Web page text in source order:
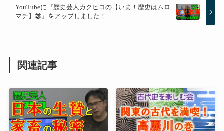
YouTubeに『歴史芸人カクヒコの【いま！歴史はムロ
マチ】㉖』をアップしました！
関連記事